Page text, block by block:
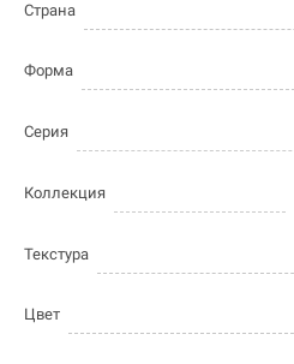
Страна
Форма
Серия
Коллекция
Текстура
Цвет